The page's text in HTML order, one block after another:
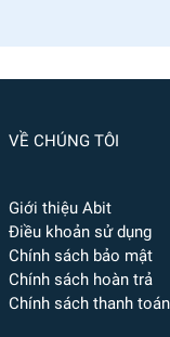
VỀ CHÚNG TÔI
Giới thiệu Abit
Điều khoản sử dụng
Chính sách bảo mật
Chính sách hoàn trả
Chính sách thanh toán